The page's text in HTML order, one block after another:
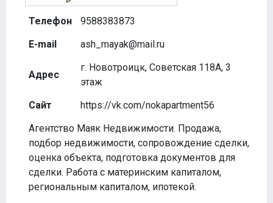
Телефон
9588383873
E-mail
ash_mayak@mail.ru
Адрес
г. Новотроицк, Советская 118А, 3
этаж
Сайт
https://vk.com/nokapartment56
Агентство Маяк Недвижимости. Продажа,
подбор недвижимости, сопровождение сделки,
оценка объекта, подготовка документов для
сделки. Работа с материнским капиталом,
региональным капиталом, ипотекой.